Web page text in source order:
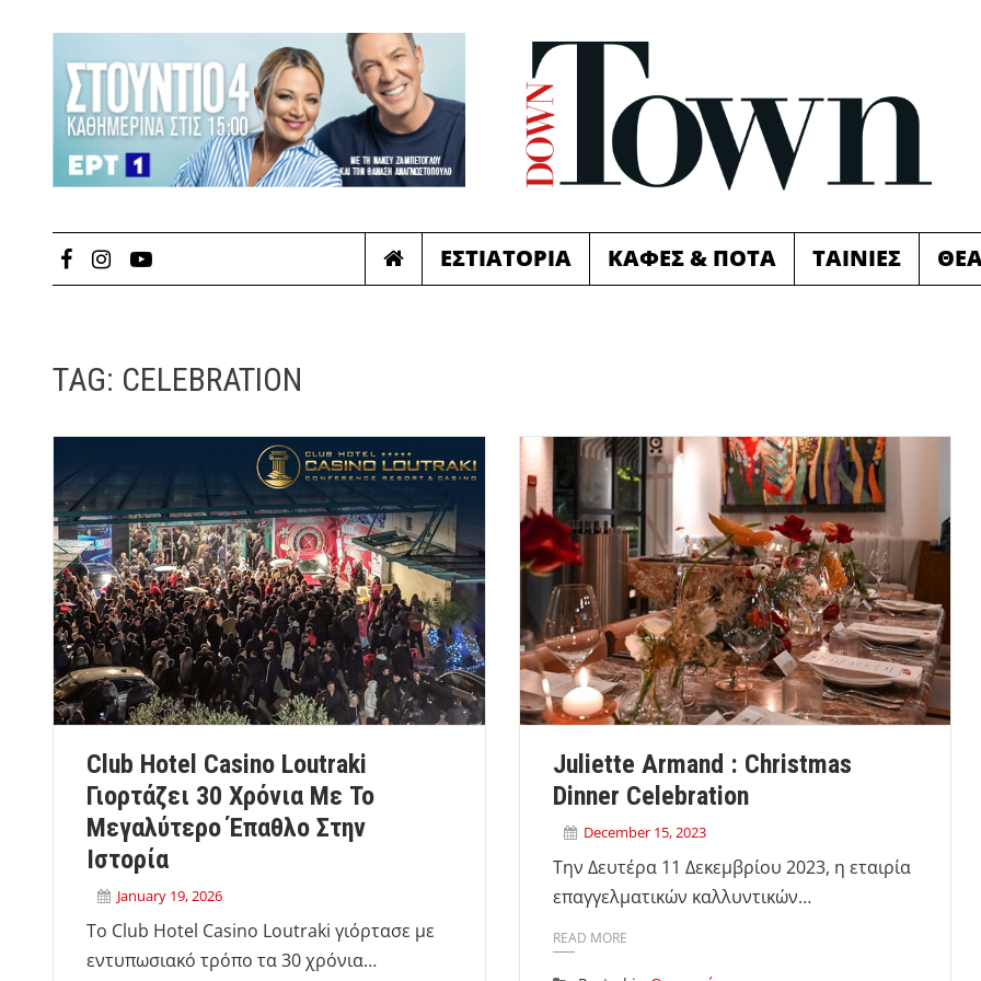
ΕΣΤΙΑΤΟΡΙΑ ΚΑΦΕΣ & ΠΟΤΑ ΤΑΙΝΙΕΣ
TAG: CELEBRATION
Club Hotel Casino Loutraki
Γιορτάζει 30 Χρόνια Με Το
Μεγαλύτερο Έπαθλο Στην
Ιστορία
January 19, 2026
Το Club Hotel Casino Loutraki γιόρτασε με
εντυπωσιακό τρόπο τα 30 χρόνια…
Juliette Armand : Christmas
Dinner Celebration
December 15, 2023
Την Δευτέρα 11 Δεκεμβρίου 2023, η εταιρία
επαγγελματικών καλλυντικών…
READ MORE